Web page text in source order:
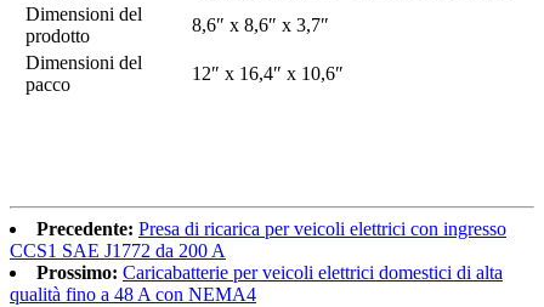
Dimensioni del
prodotto
8,6″ x 8,6″ x 3,7″
Dimensioni del
pacco
12″ x 16,4″ x 10,6″
Precedente: Presa di ricarica per veicoli elettrici con ingresso
CCS1 SAE J1772 da 200 A
Prossimo: Caricabatterie per veicoli elettrici domestici di alta
qualità fino a 48 A con NEMA4